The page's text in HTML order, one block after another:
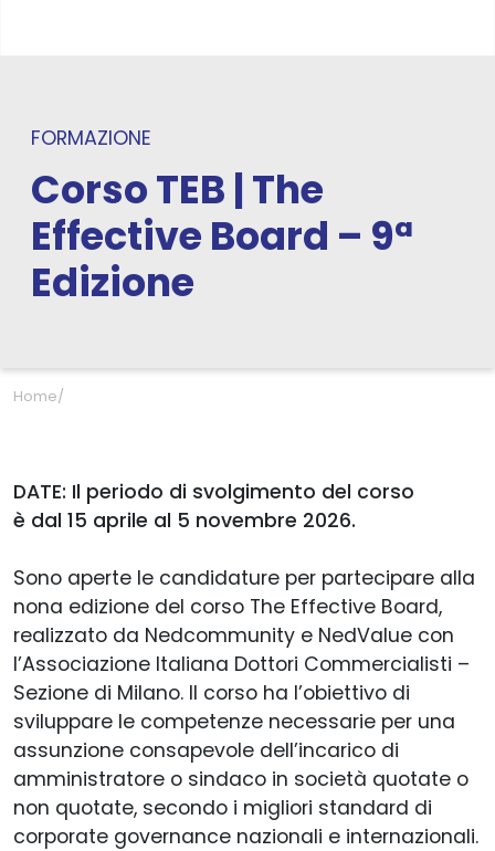
FORMAZIONE
Corso TEB | The
Effective Board – 9ª
Edizione
Home/
DATE: Il periodo di svolgimento del corso
è dal 15 aprile al 5 novembre 2026.
Sono aperte le candidature per partecipare alla
nona edizione del corso The Effective Board,
realizzato da Nedcommunity e NedValue con
l’Associazione Italiana Dottori Commercialisti –
Sezione di Milano. Il corso ha l’obiettivo di
sviluppare le competenze necessarie per una
assunzione consapevole dell’incarico di
amministratore o sindaco in società quotate o
non quotate, secondo i migliori standard di
corporate governance nazionali e internazionali.